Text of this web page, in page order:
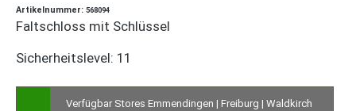
Artikelnummer: 568094
Faltschloss mit Schlüssel
Sicherheitslevel: 11
Verfügbar Stores Emmendingen | Freiburg | Waldkirch